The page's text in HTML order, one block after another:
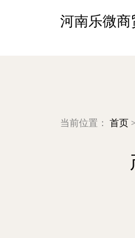
河南乐微商
当前位置： 首页 >